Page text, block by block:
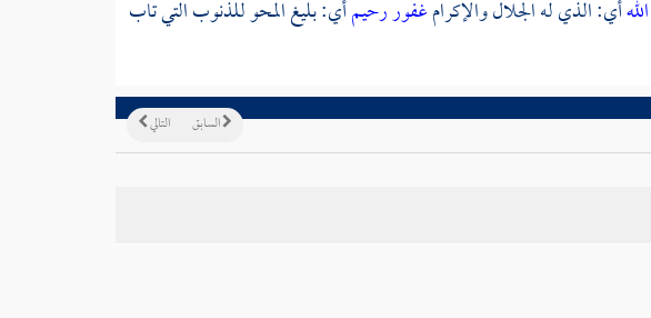
اللهأي: الذي له الجلال والإكرامغفور رحيمأي: بليغ المحو للذنوب التي تاب
التالي السابق